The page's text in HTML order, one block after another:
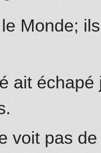
Monde;
ait échapé
voit pas